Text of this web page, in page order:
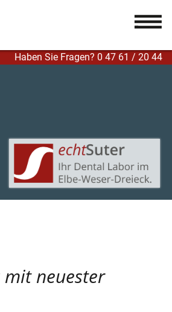
Haben Sie Fragen? 0 47 61 / 20 44
...
neuester